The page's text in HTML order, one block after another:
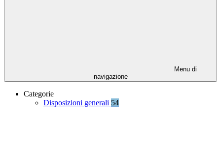
Menu di
navigazione
Categorie
Disposizioni generali 54